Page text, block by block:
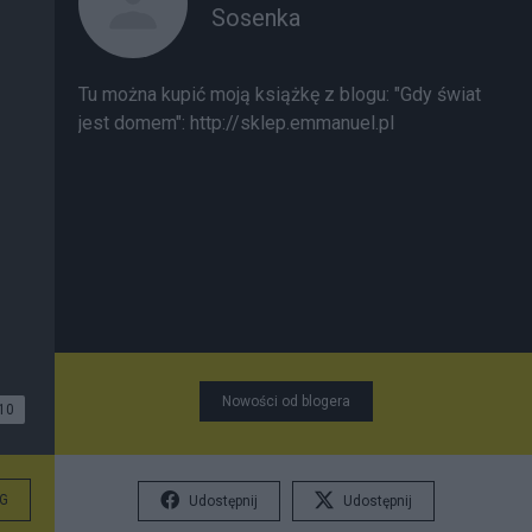
10
Sosenka
Tu można kupić moją książkę z blogu: "Gdy świat
jest domem": http://sklep.emmanuel.pl
Nowości od blogera
Udostępnij Udostępnij